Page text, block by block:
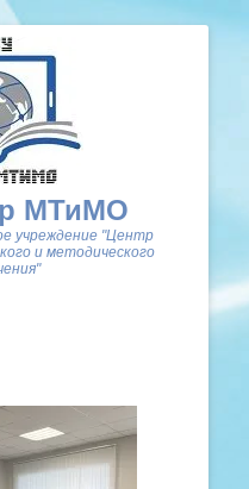
МТиМО
учреждение "Центр
и методического